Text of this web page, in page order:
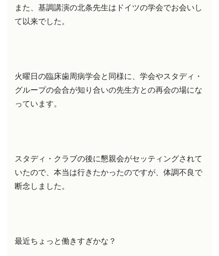
また、基調講演の北条先生はドイツの学会でお会いし
て以来でした。
火曜日の臨床歯周病学会と同様に、学会やスタディ・
グループの会合が知り合いの先生方との再会の場にな
っています。
スタディ・クラブの後に懇親会がセッティングされて
いたので、本当は行きたかったのですが、体調不良で
断念しました。
最近ちょっと働きすぎかな？